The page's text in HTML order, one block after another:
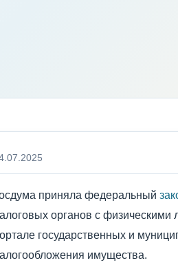
приняла федеральный
органов с
государственных и
имущества.